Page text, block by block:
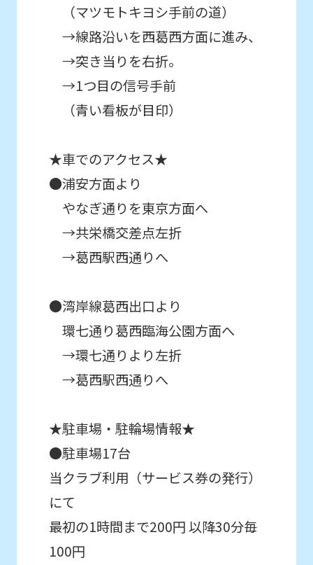
（マツモトキヨシ手前の道）
→線路沿いを西葛西方面に進み、
→突き当りを右折。
→1つ目の信号手前
（青い看板が目印）
★車でのアクセス★
●浦安方面より
やなぎ通りを東京方面へ
→共栄橋交差点左折
→葛西駅西通りへ
●湾岸線葛西出口より
環七通り葛西臨海公園方面へ
→環七通りより左折
→葛西駅西通りへ
★駐車場・駐輪場情報★
●駐車場17台
当クラブ利用（サービス券の発行）
にて
最初の1時間まで200円 以降30分毎
100円
you
use
an
automatic
translation
service,
Japanese
of
this
website
be
translated
mechanically,
not
an
translation.
スクール
体験申込
こんなお子さまにおすすめ
スクール入会を検討していて、
初めての方を対象としたはじめて体験に
参加したいお子様はこちら
はじめて体験・
こんなお子さまにおすすめ
通常スクールに入会する前に
初めてのお子さま同士のクラスで
スクールを体験したい方。